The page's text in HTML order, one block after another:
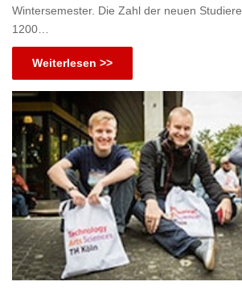
Wintersemester. Die Zahl der neuen
1200…
Weiterlesen >>